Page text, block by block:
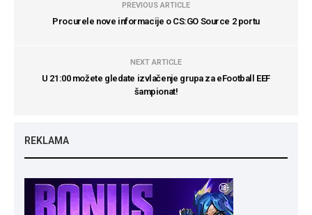
PREVIOUS ARTICLE
Procurele nove informacije o CS:GO Source 2 portu
NEXT ARTICLE
U 21:00 možete gledate izvlačenje grupa za eFootball EEF
šampionat!
REKLAMA